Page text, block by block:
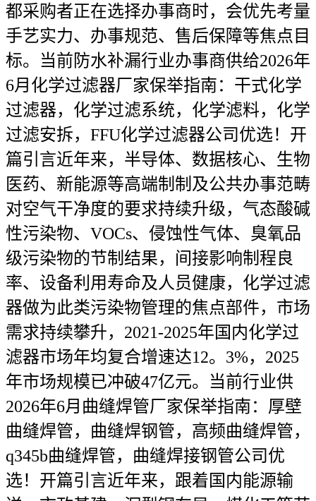
都采购者正在选择办事商时，会优先考量
手艺实力、办事规范、售后保障等焦点目
标。当前防水补漏行业办事商供给2026年
6月化学过滤器厂家保举指南：干式化学
过滤器，化学过滤系统，化学滤料，化学
过滤安拆，FFU化学过滤器公司优选！开
篇引言近年来，半导体、数据核心、生物
医药、新能源等高端制制及公共办事范畴
对空气干净度的要求持续升级，气态酸碱
性污染物、VOCs、侵蚀性气体、臭氧品
级污染物的节制结果，间接影响制程良
率、设备利用寿命及人员健康，化学过滤
器做为此类污染物管理的焦点部件，市场
需求持续攀升，2021-2025年国内化学过
滤器市场年均复合增速达12。3%，2025
年市场规模已冲破47亿元。当前行业供
2026年6月曲缝焊管厂家保举指南：厚壁
曲缝焊管，曲缝焊钢管，高频曲缝焊管，
q345b曲缝焊管，曲缝焊接钢管公司优
选！开篇引言近年来，跟着国内能源输